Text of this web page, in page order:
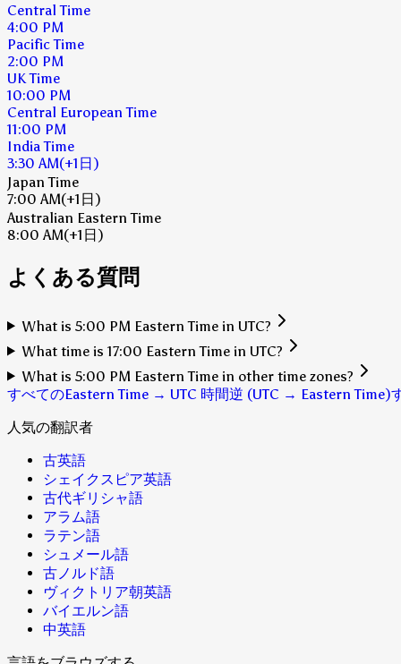
Central Time
4:00 PM
Pacific Time
2:00 PM
UK Time
10:00 PM
Central European Time
11:00 PM
India Time
3:30 AM(+1日)
Japan Time
7:00 AM(+1日)
Australian Eastern Time
8:00 AM(+1日)
よくある質問
What is 5:00 PM Eastern Time in UTC?
What time is 17:00 Eastern Time in UTC?
What is 5:00 PM Eastern Time in other time zones?
すべてのEastern Time → UTC 時間逆 (UTC → Eastern Time)
人気の翻訳者
古英語
シェイクスピア英語
古代ギリシャ語
アラム語
ラテン語
シュメール語
古ノルド語
ヴィクトリア朝英語
バイエルン語
中英語